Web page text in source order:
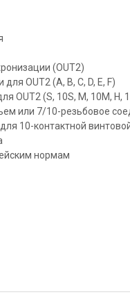
(OUT2)
OUT2 (A, B, C, D, E, F)
OUT2 (S, 10S, M, 10M, H,
или 7/10-резьбовое
10-контактной
нормам